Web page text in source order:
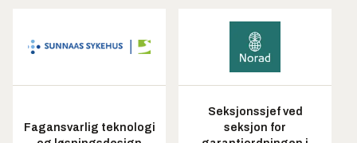
Fagansvarlig teknologi
Seksjonssjef ved
seksjon for